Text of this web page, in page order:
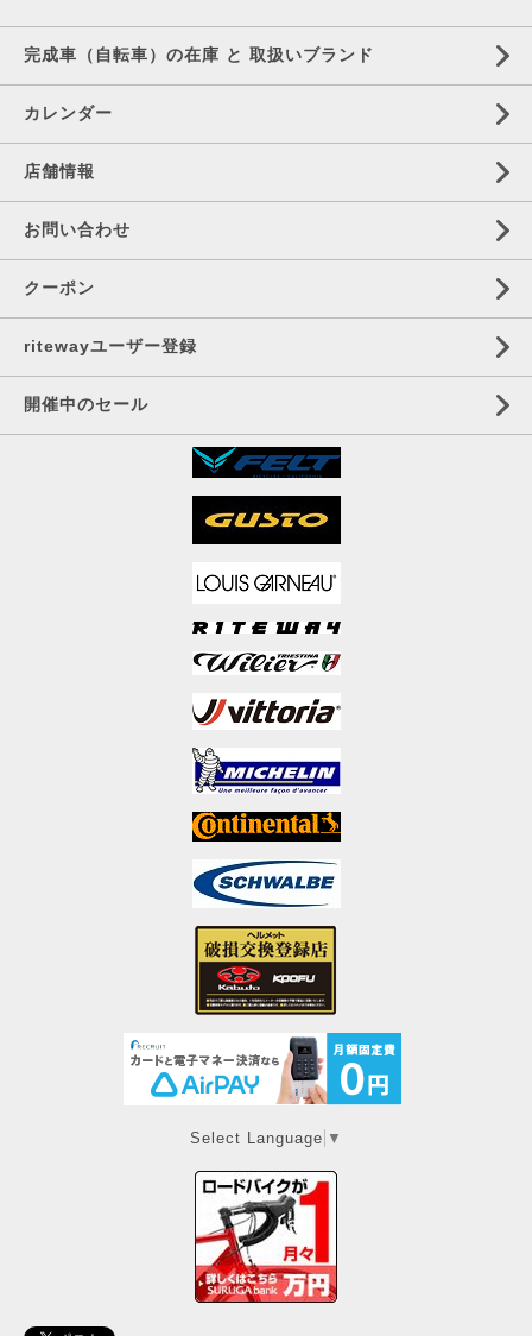
完成車（自転車）の在庫 と 取扱いブランド
カレンダー
店舗情報
お問い合わせ
クーポン
ritewayユーザー登録
開催中のセール
Select Language ▼